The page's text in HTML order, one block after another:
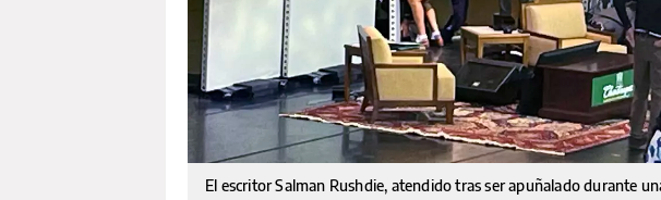
El escritor Salman Rushdie, atendido tras ser apuñalado durante